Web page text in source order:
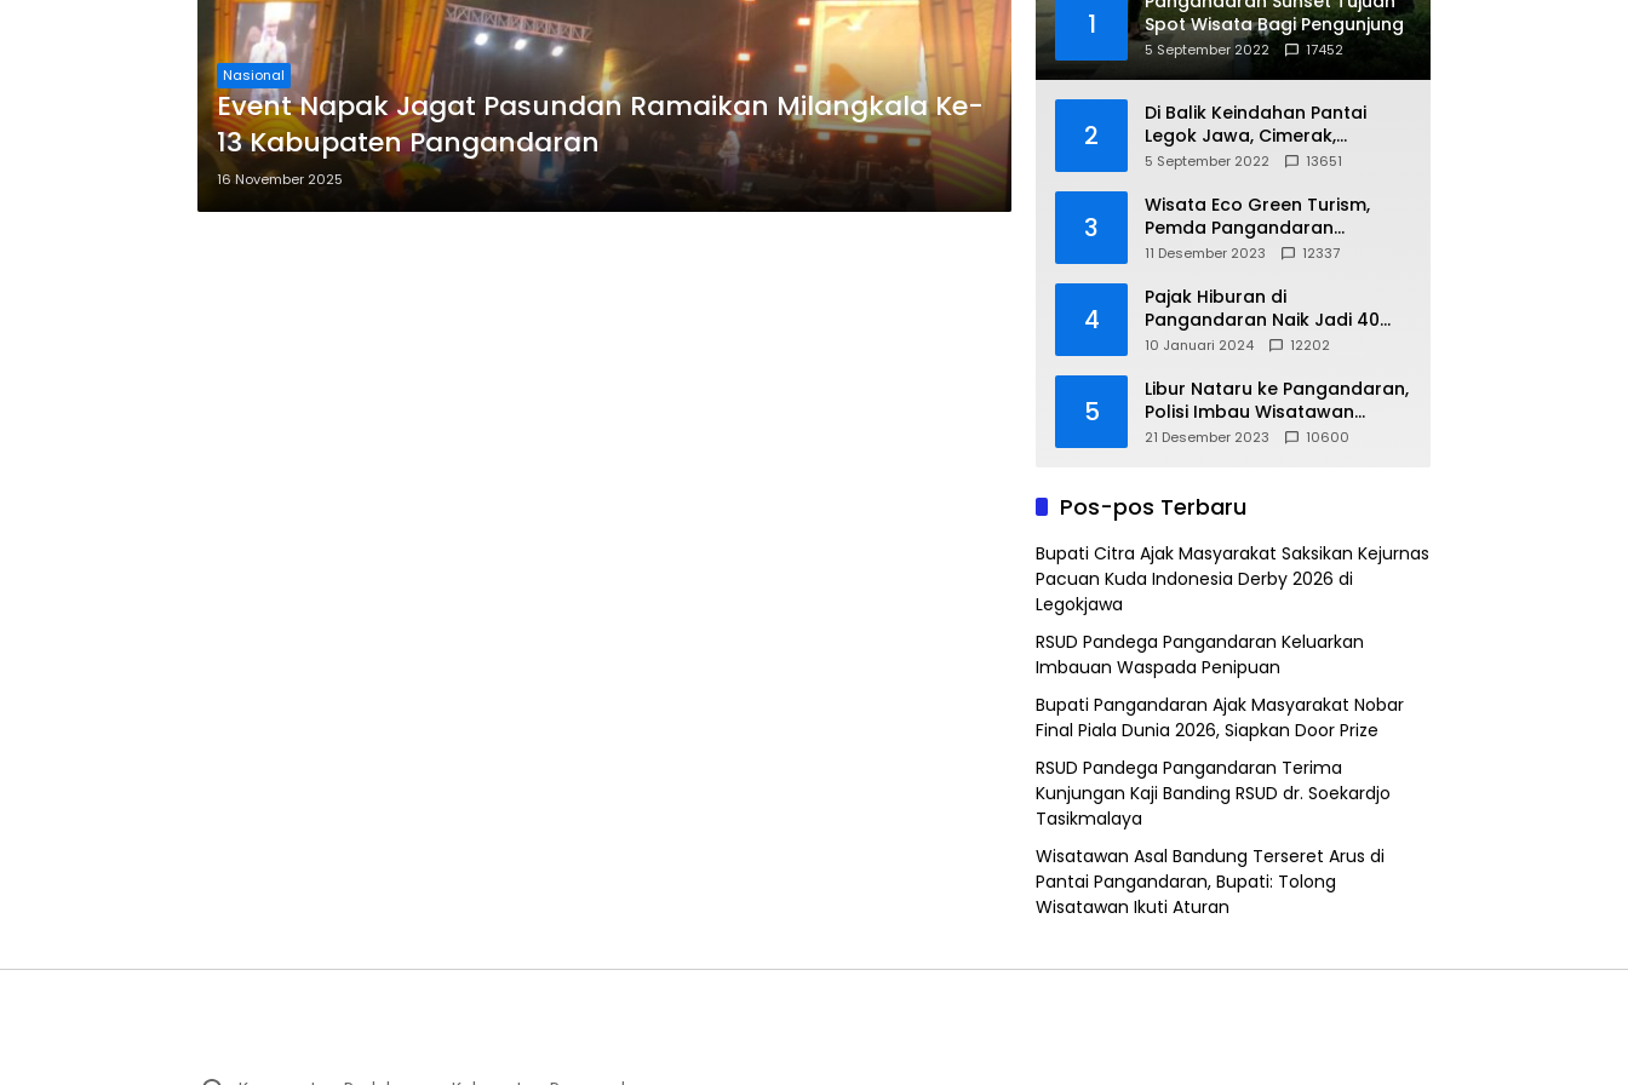
Nasional
Event Napak Jagat Pasundan Ramaikan Milangkala Ke-
13 Kabupaten Pangandaran
16 November 2025
1
Spot Wisata Bagi Pengunjung
5 September 2022 17452
2
Di Balik Keindahan Pantai
Legok Jawa, Cimerak,
Pangandaran
5 September 2022 13651
3
Wisata Eco Green Turism,
Pemda Pangandaran
Gandeng PLN
11 Desember 2023 12337
4
Pajak Hiburan di
Pangandaran Naik Jadi 40
Persen
10 Januari 2024 12202
5
Libur Nataru ke Pangandaran,
Polisi Imbau Wisatawan
Gunakan Jalur Arteri
21 Desember 2023 10600
Pos-pos Terbaru
Bupati Citra Ajak Masyarakat Saksikan Kejurnas
Pacuan Kuda Indonesia Derby 2026 di
Legokjawa
RSUD Pandega Pangandaran Keluarkan
Imbauan Waspada Penipuan
Bupati Pangandaran Ajak Masyarakat Nobar
Final Piala Dunia 2026, Siapkan Door Prize
RSUD Pandega Pangandaran Terima
Kunjungan Kaji Banding RSUD dr. Soekardjo
Tasikmalaya
Wisatawan Asal Bandung Terseret Arus di
Pantai Pangandaran, Bupati: Tolong
Wisatawan Ikuti Aturan